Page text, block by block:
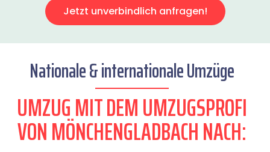
Jetzt unverbindlich anfragen!
Nationale & internationale Umzüge
UMZUG MIT DEM UMZUGSPROFI
VON MÖNCHENGLADBACH NACH: